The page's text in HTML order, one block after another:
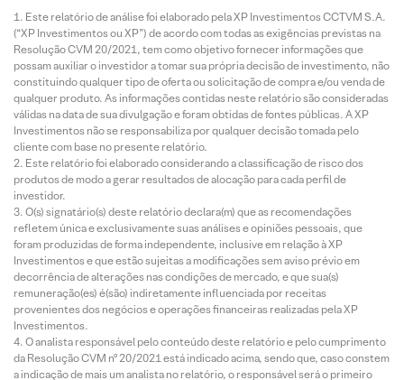
Este relatório de análise foi elaborado pela XP Investimentos CCTVM S.A.
(“XP Investimentos ou XP”) de acordo com todas as exigências previstas na
Resolução CVM 20/2021, tem como objetivo fornecer informações que
possam auxiliar o investidor a tomar sua própria decisão de investimento, não
constituindo qualquer tipo de oferta ou solicitação de compra e/ou venda de
qualquer produto. As informações contidas neste relatório são consideradas
válidas na data de sua divulgação e foram obtidas de fontes públicas. A XP
Investimentos não se responsabiliza por qualquer decisão tomada pelo
cliente com base no presente relatório.
Este relatório foi elaborado considerando a classificação de risco dos
produtos de modo a gerar resultados de alocação para cada perfil de
investidor.
O(s) signatário(s) deste relatório declara(m) que as recomendações
refletem única e exclusivamente suas análises e opiniões pessoais, que
foram produzidas de forma independente, inclusive em relação à XP
Investimentos e que estão sujeitas a modificações sem aviso prévio em
decorrência de alterações nas condições de mercado, e que sua(s)
remuneração(es) é(são) indiretamente influenciada por receitas
provenientes dos negócios e operações financeiras realizadas pela XP
Investimentos.
O analista responsável pelo conteúdo deste relatório e pelo cumprimento
da Resolução CVM nº 20/2021 está indicado acima, sendo que, caso constem
a indicação de mais um analista no relatório, o responsável será o primeiro